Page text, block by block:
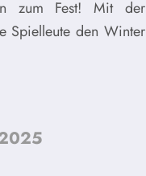
zum Fest! Mit der
Spielleute den Winter